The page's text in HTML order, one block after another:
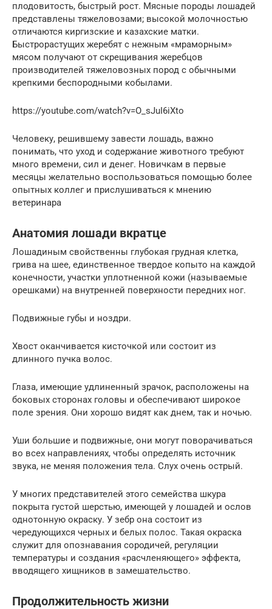
плодовитость, быстрый рост. Мясные породы лошадей
представлены тяжеловозами; высокой молочностью
отличаются киргизские и казахские матки.
Быстрорастущих жеребят с нежным «мраморным»
мясом получают от скрещивания жеребцов
производителей тяжеловозных пород с обычными
крепкими беспородными кобылами.
https://youtube.com/watch?v=O_sJuI6iXto
Человеку, решившему завести лошадь, важно
понимать, что уход и содержание животного требуют
много времени, сил и денег. Новичкам в первые
месяцы желательно воспользоваться помощью более
опытных коллег и прислушиваться к мнению
ветеринара
Анатомия лошади вкратце
Лошадиным свойственны глубокая груд­ная клетка,
грива на шее, единственное твердое копыто на каждой
конечности, участки уплотненной кожи (называемые
орешками) на внутренней поверхности передних ног.
Подвижные губы и ноздри.
Хвост оканчивается кисточкой или состо­ит из
длинного пучка волос.
Глаза, имею­щие удлиненный зрачок, расположены на
боковых сторонах головы и обеспечи­вают широкое
поле зрения. Они хорошо видят как днем, так и ночью.
Уши боль­шие и подвижные, они могут поворачи­ваться
во всех направлениях, чтобы опре­делять источник
звука, не меняя положе­ния тела. Слух очень острый.
У многих представителей этого се­мейства шкура
покрыта густой шер­стью, имеющей у лошадей и ослов
од­нотонную окраску. У зебр она со­стоит из
чередующихся черных и белых полос. Такая окраска
слу­жит для опознавания сороди­чей, регуляции
температуры и создания «расчленяющего» эффекта,
вводящего хищ­ников в замешательство.
Продолжительность жизни